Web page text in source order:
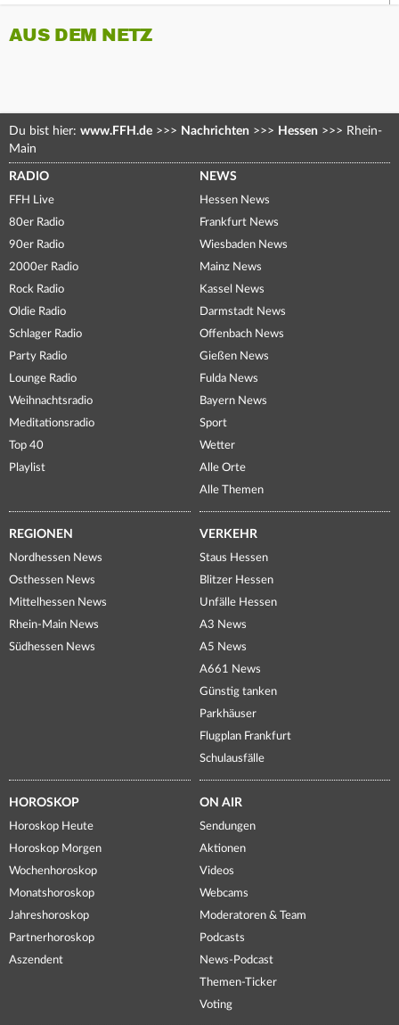
AUS DEM NETZ
Du bist hier: www.FFH.de >>> Nachrichten >>> Hessen >>> Rhein-
Main
RADIO
FFH Live
80er Radio
90er Radio
2000er Radio
Rock Radio
Oldie Radio
Schlager Radio
Party Radio
Lounge Radio
Weihnachtsradio
Meditationsradio
Top 40
Playlist
NEWS
Hessen News
Frankfurt News
Wiesbaden News
Mainz News
Kassel News
Darmstadt News
Offenbach News
Gießen News
Fulda News
Bayern News
Sport
Wetter
Alle Orte
Alle Themen
REGIONEN
Nordhessen News
Osthessen News
Mittelhessen News
Rhein-Main News
Südhessen News
VERKEHR
Staus Hessen
Blitzer Hessen
Unfälle Hessen
A3 News
A5 News
A661 News
Günstig tanken
Parkhäuser
Flugplan Frankfurt
Schulausfälle
HOROSKOP
Horoskop Heute
Horoskop Morgen
Wochenhoroskop
Monatshoroskop
Jahreshoroskop
Partnerhoroskop
Aszendent
ON AIR
Sendungen
Aktionen
Videos
Webcams
Moderatoren & Team
Podcasts
News-Podcast
Themen-Ticker
Voting